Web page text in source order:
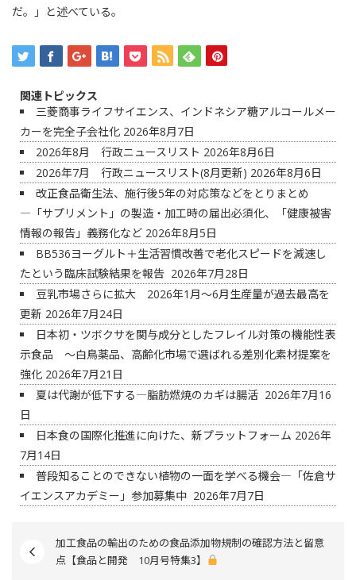
だ。」と述べている。
関連トピックス
三菱商事ライフサイエンス、インドネシア糖アルコールメー
カーを完全子会社化 2026年8月7日
2026年8月 行政ニュースリスト 2026年8月6日
2026年7月 行政ニュースリスト(8月更新) 2026年8月6日
改正食品衛生法、施行後5年の対応策などをとりまとめ
―「サプリメント」の製造・加工時の届出必須化、「健康被害
情報の報告」義務化など 2026年8月5日
BB536ヨーグルト＋生活習慣改善で老化スピードを減速し
たという臨床試験結果を報告 2026年7月28日
豆乳市場さらに拡大 2026年1月～6月生産量が過去最高を
更新 2026年7月24日
日本初・ツボクサを関与成分としたフレイル対策の機能性表
示食品 ～白鳥薬品、高齢化市場で選ばれる差別化素材提案を
強化 2026年7月21日
夏は代謝が低下する―脂肪燃焼のカギは腸活 2026年7月16
日
日本食の国際化推進に向けた、新プラットフォーム 2026年
7月14日
普段知ることのできない植物の一面を学べる機会―「佐倉サ
イエンスアカデミー」参加募集中 2026年7月7日
加工食品の輸出のための食品添加物規制の確認方法と留意
点【食品と開発 10月号特集3】